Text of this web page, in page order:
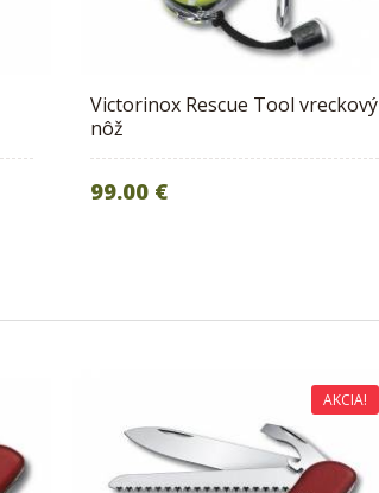
Victorinox Rescue Tool vreckový
nôž
99.00 €
AKCIA!